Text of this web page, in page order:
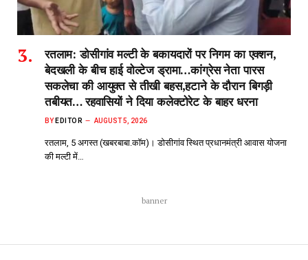
रतलाम: डोसीगांव मल्टी के बकायदारों पर निगम का एक्शन,
बेदखली के बीच हाई वोल्टेज ड्रामा…कांग्रेस नेता पारस
सकलेचा की आयुक्त से तीखी बहस,हटाने के दौरान बिगड़ी
तबीयत… रहवासियों ने दिया कलेक्टोरेट के बाहर धरना
BY EDITOR AUGUST 5, 2026
रतलाम, 5 अगस्त (खबरबाबा.कॉम)। डोसीगांव स्थित प्रधानमंत्री आवास योजना
की मल्टी में…
banner